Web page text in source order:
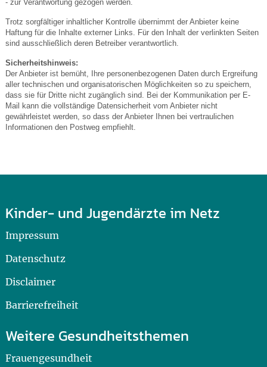
- zur Verantwortung gezogen werden.
Trotz sorgfältiger inhaltlicher Kontrolle übernimmt der Anbieter keine
Haftung für die Inhalte externer Links. Für den Inhalt der verlinkten Seiten
sind ausschließlich deren Betreiber verantwortlich.
Sicherheitshinweis:
Der Anbieter ist bemüht, Ihre personenbezogenen Daten durch Ergreifung
aller technischen und organisatorischen Möglichkeiten so zu speichern,
dass sie für Dritte nicht zugänglich sind. Bei der Kommunikation per E-
Mail kann die vollständige Datensicherheit vom Anbieter nicht
gewährleistet werden, so dass der Anbieter Ihnen bei vertraulichen
Informationen den Postweg empfiehlt.
Kinder- und Jugendärzte im Netz
Impressum
Datenschutz
Disclaimer
Barrierefreiheit
Weitere Gesundheitsthemen
Frauengesundheit